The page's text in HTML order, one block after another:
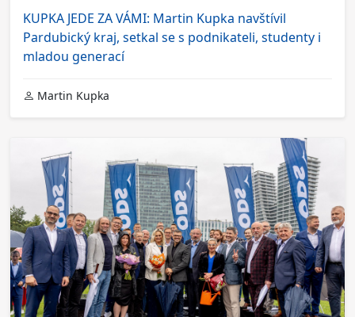
KUPKA JEDE ZA VÁMI: Martin Kupka navštívil
Pardubický kraj, setkal se s podnikateli, studenty i
mladou generací
Martin Kupka